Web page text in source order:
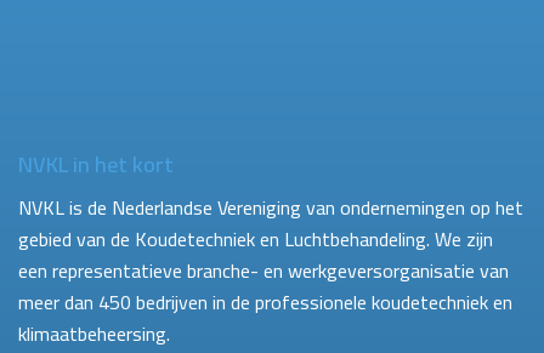
NVKL in het kort
NVKL is de Nederlandse Vereniging van ondernemingen op het
gebied van de Koudetechniek en Luchtbehandeling. We zijn
een representatieve branche- en werkgeversorganisatie van
meer dan 450 bedrijven in de professionele koudetechniek en
klimaatbeheersing.